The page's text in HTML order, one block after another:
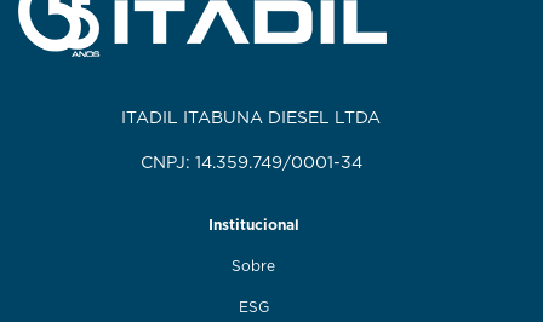
ITADIL ITABUNA DIESEL LTDA
CNPJ: 14.359.749/0001-34
Institucional
Sobre
ESG